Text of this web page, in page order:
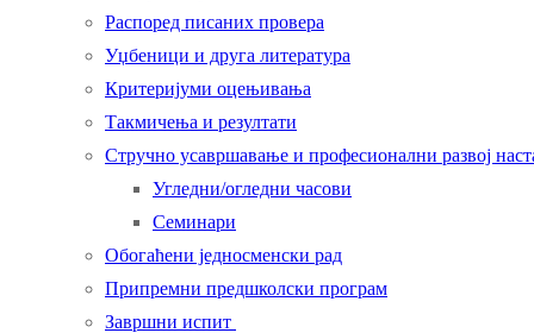
Распоред писаних провера
Уџбеници и друга литература
Критеријуми оцењивања
Такмичења и резултати
Стручно усавршавање и професионални развој
Угледни/огледни часови
Семинари
Обогаћени једносменски рад
Припремни предшколски програм
Завршни испит